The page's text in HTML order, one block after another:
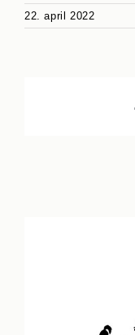
22. april 2022